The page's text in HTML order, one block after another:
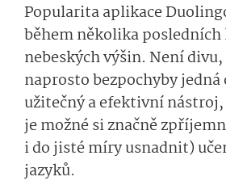
Popularita aplikace
během několika posledních
nebeských výšin. Není
naprosto bezpochyby
užitečný a efektivní
je možné si značně
i do jisté míry usnadnit)
jazyků.